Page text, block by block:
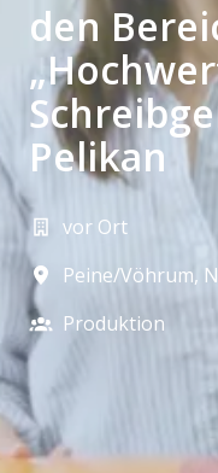
den
Pelikan
vor Ort
Peine/Vöhrum,
Produktion